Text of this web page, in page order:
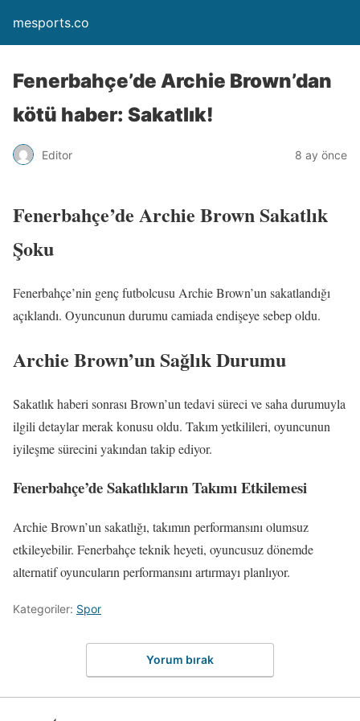
mesports.co
Fenerbahçe’de Archie Brown’dan
kötü haber: Sakatlık!
Editor 8 ay önce
Fenerbahçe’de Archie Brown Sakatlık
Şoku
Fenerbahçe’nin genç futbolcusu Archie Brown’un sakatlandığı
açıklandı. Oyuncunun durumu camiada endişeye sebep oldu.
Archie Brown’un Sağlık Durumu
Sakatlık haberi sonrası Brown’un tedavi süreci ve saha durumuyla
ilgili detaylar merak konusu oldu. Takım yetkilileri, oyuncunun
iyileşme sürecini yakından takip ediyor.
Fenerbahçe’de Sakatlıkların Takımı Etkilemesi
Archie Brown’un sakatlığı, takımın performansını olumsuz
etkileyebilir. Fenerbahçe teknik heyeti, oyuncusuz dönemde
alternatif oyuncuların performansını artırmayı planlıyor.
Kategoriler: Spor
Yorum bırak